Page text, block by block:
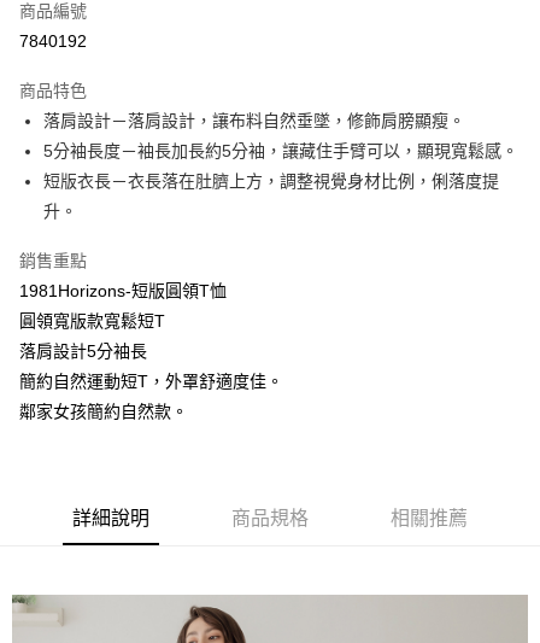
超商取貨付款
Apple Pay
街口支付
悠遊付
運送方式
全家取貨付款
免運費
付款後全家取貨
免運費
7-11取貨(快速到店)
商品編號
7840192
商品特色
落肩設計－落肩設計，讓布料自然垂墜，修飾肩膀顯瘦。
5分袖長度－袖長加長約5分袖，讓藏住手臂可以，顯現寬鬆感。
短版衣長－衣長落在肚臍上方，調整視覺身材比例，俐落度提
升。
銷售重點
1981Horizons-短版圓領T恤
圓領寬版款寬鬆短T
落肩設計5分袖長
簡約自然運動短T，外罩舒適度佳。
鄰家女孩簡約自然款。
詳細說明 商品規格 相關推薦